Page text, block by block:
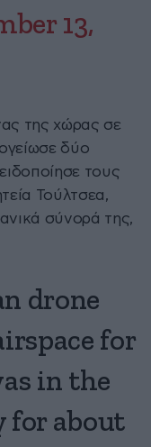
13,
της χώρας σε
δύο
τους
Τούλτσεα,
σύνορά της,
drone
for
in the
for about